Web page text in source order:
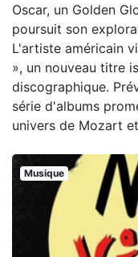
Oscar, un Golden
poursuit son
L'artiste américain
», un nouveau titre
discographique.
série d'albums
univers de Mozart
Musique